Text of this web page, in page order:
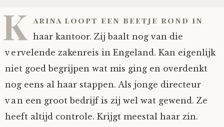
Wie zijn we?
Nieuw op de site
Woordenboek
De hele kast
Alternatieve straffen
Instrumenten
HD-Archief
Hoe geef je?
Hoe krijg je?
Alle verhalen
Verhalen van De Leeshoek
Polls
Averechts
K arina loopt een beetje rond in
haar kantoor. Zij baalt nog van die
vervelende zakenreis in Engeland. Kan eigenlijk
niet goed begrijpen wat mis ging en overdenkt
nog eens al haar stappen. Als jonge directeur
van een groot bedrijf is zij wel wat gewend. Ze
heeft altijd controle. Krijgt meestal haar zin.